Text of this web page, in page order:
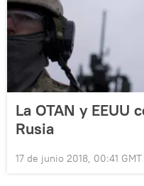
La OTAN y EEUU
Rusia
17 de junio 2018, 00:41 GMT